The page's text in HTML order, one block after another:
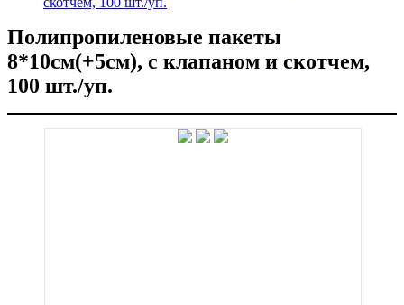
Полипропиленовые пакеты
8*10см(+5см), с клапаном и скотчем,
100 шт./уп.